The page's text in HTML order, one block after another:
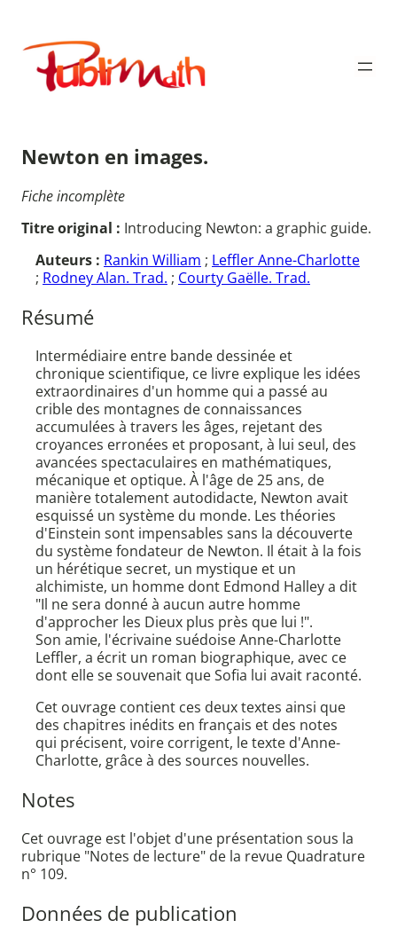
contenu
Publimath
Newton en images.
Fiche incomplète
Titre original : Introducing Newton: a graphic guide.
Auteurs : Rankin William ; Leffler Anne-Charlotte
; Rodney Alan. Trad. ; Courty Gaëlle. Trad.
Résumé
Intermédiaire entre bande dessinée et
chronique scientifique, ce livre explique les idées
extraordinaires d'un homme qui a passé au
crible des montagnes de connaissances
accumulées à travers les âges, rejetant des
croyances erronées et proposant, à lui seul, des
avancées spectaculaires en mathématiques,
mécanique et optique. À l'âge de 25 ans, de
manière totalement autodidacte, Newton avait
esquissé un système du monde. Les théories
d'Einstein sont impensables sans la découverte
du système fondateur de Newton. Il était à la fois
un hérétique secret, un mystique et un
alchimiste, un homme dont Edmond Halley a dit
"Il ne sera donné à aucun autre homme
d'approcher les Dieux plus près que lui !".
Son amie, l'écrivaine suédoise Anne-Charlotte
Leffler, a écrit un roman biographique, avec ce
dont elle se souvenait que Sofia lui avait raconté.
Cet ouvrage contient ces deux textes ainsi que
des chapitres inédits en français et des notes
qui précisent, voire corrigent, le texte d'Anne-
Charlotte, grâce à des sources nouvelles.
Notes
Cet ouvrage est l'objet d'une présentation sous la
rubrique "Notes de lecture" de la revue Quadrature
n° 109.
Données de publication